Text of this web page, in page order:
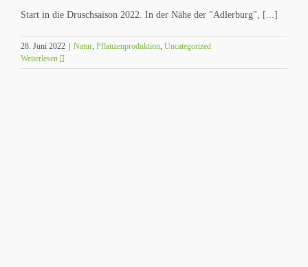
Start in die Druschsaison 2022. In der Nähe der "Adlerburg", [...]
28. Juni 2022 Natur, Pflanzenproduktion, Uncategorized
Weiterlesen